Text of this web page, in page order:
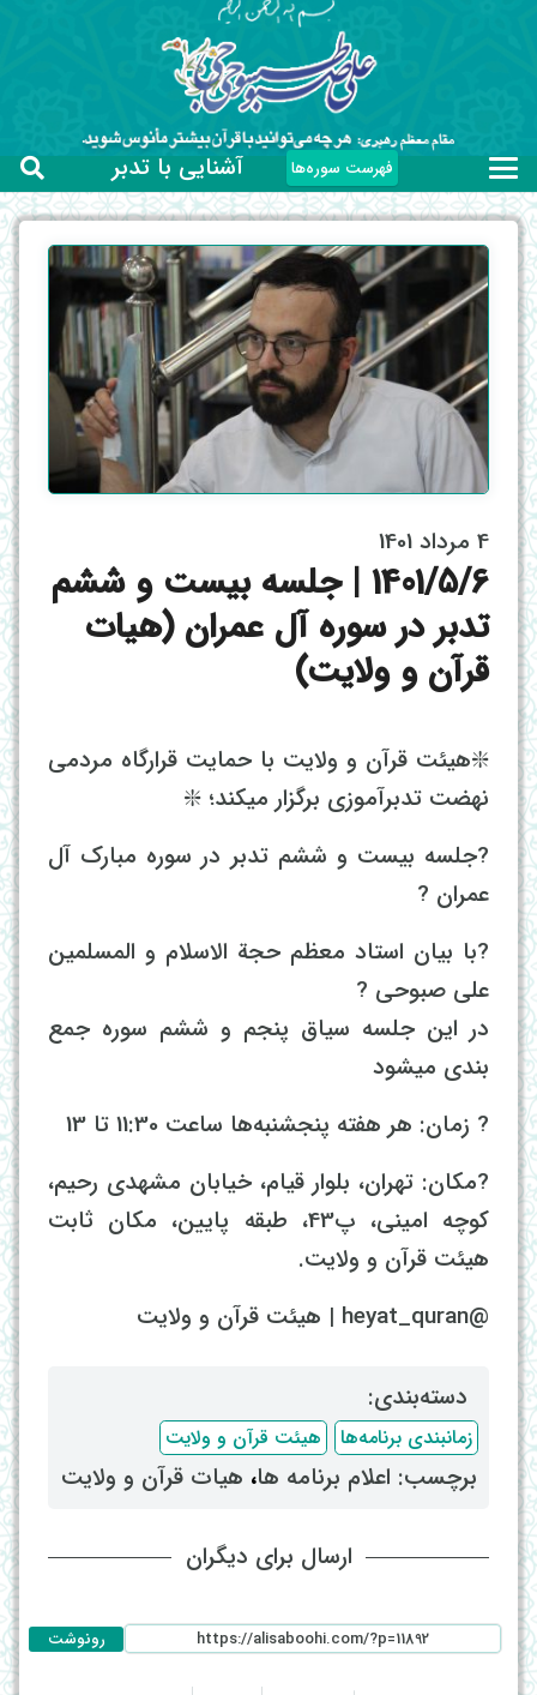
فهرست سوره‌ها آشنایی با تدبر
4 مرداد 1401
1401/5/6 | جلسه بیست و ششم
تدبر در سوره آل عمران (هیات
قرآن و ولایت)
❇️هیئت قرآن و ولایت با حمایت قرارگاه مردمی
نهضت تدبرآموزی برگزار میکند؛ ❇️
?جلسه بیست و ششم تدبر در سوره مبارک آل
عمران ?
?با بیان استاد معظم حجة الاسلام و المسلمین
علی صبوحی ?
در این جلسه سیاق پنجم و ششم سوره جمع
بندی میشود
? زمان: هر هفته پنجشنبه‌ها ساعت 11:30 تا 13
?مکان: تهران، بلوار قیام، خیابان مشهدی رحیم،
کوچه امینی، پ43، طبقه پایین، مکان ثابت
هیئت قرآن و ولایت.
@heyat_quran | هیئت قرآن و ولایت
دسته‌بندی: ‌
زمانبندی برنامه‌ها هیئت قرآن و ولایت
برچسب: ‌ اعلام برنامه ها، ‌ هیات قرآن و ولایت
ارسال برای دیگران
رونوشت